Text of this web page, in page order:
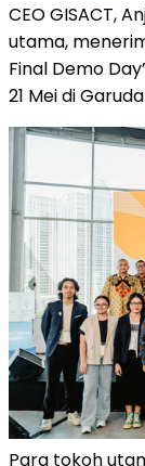
CEO GISACT,
utama,
Final Demo
21 Mei di
Para tokoh